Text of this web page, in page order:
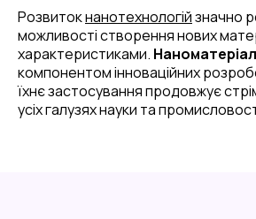
Розвитокнанотехнологійзначно
можливості створення нових
характеристиками.
компонентом інноваційних
їхнє застосування продовжує
усіх галузях науки та